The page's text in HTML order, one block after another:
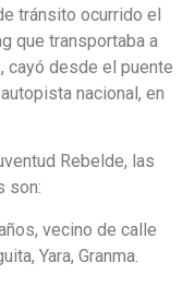
tránsito ocurrido el
que transportaba a
cayó desde el puente
nacional, en
Rebelde, las
son:
vecino de calle
Yara, Granma.